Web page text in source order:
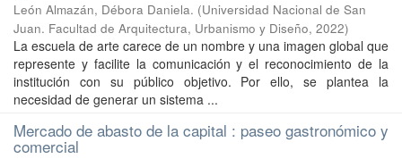
León Almazán, Débora Daniela. (Universidad Nacional de San
Juan. Facultad de Arquitectura, Urbanismo y Diseño, 2022)
La escuela de arte carece de un nombre y una imagen global que
represente y facilite la comunicación y el reconocimiento de la
institución con su público objetivo. Por ello, se plantea la
necesidad de generar un sistema ...
Mercado de abasto de la capital : paseo gastronómico y
comercial